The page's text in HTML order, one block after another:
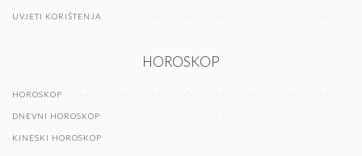
UVJETI KORIŠTENJA
HOROSKOP
HOROSKOP
DNEVNI HOROSKOP
KINESKI HOROSKOP